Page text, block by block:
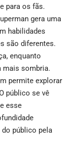
para os fãs.
gera uma
habilidades
são diferentes.
enquanto
mais sombria.
permite explorar
público se vê
esse
público pela